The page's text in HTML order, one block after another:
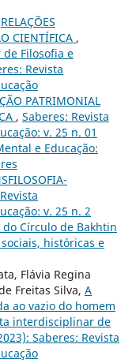
RELAÇÕES
CIENTÍFICA ,
Filosofia e
Revista
PATRIMONIAL
, Saberes: Revista
v. 25 n. 01
e Educação:
v. 25 n. 2
do Círculo de Bakhtin
históricas e
Flávia Regina
Freitas Silva, A
ao vazio do homem
interdisciplinar de
Saberes: Revista